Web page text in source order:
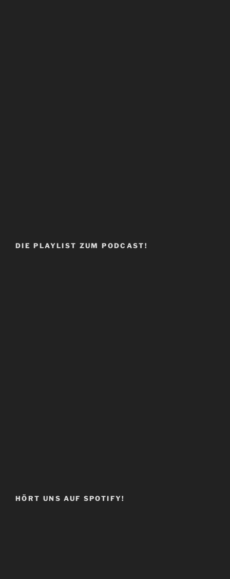
DIE PLAYLIST ZUM PODCAST!
HÖRT UNS AUF SPOTIFY!